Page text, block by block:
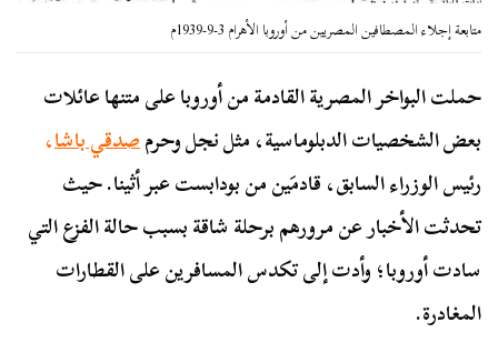
متابعة إجلاء المصطافين المصريين من أوروبا الأهرام 3-9-1939م
حملت البواخر المصرية القادمة من أوروبا على متنها عائلات
بعض الشخصيات الدبلوماسية، مثل نجل وحرمصدقي باشا،
رئيس الوزراء السابق، قادمَين من بودابست عبر أثينا. حيث
تحدثت الأخبار عن مرورهم برحلة شاقة بسبب حالة الفزع التي
سادت أوروبا؛ وأدت إلى تكدس المسافرين على القطارات
المغادرة.